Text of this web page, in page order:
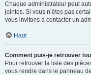
Chaque administrateur peut
jointes. Si vous n’êtes pas
vous invitons à contacter un
Haut
Comment puis-je retrouver
Pour retrouver la liste des
vous rendre dans le panneau